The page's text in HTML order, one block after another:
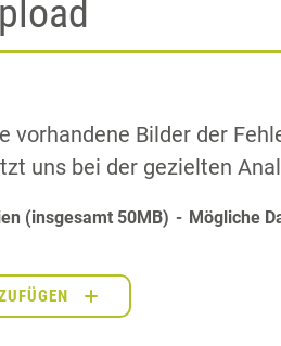
vorhandene Bilder der
uns bei der gezielten
(insgesamt 50MB) Mögliche